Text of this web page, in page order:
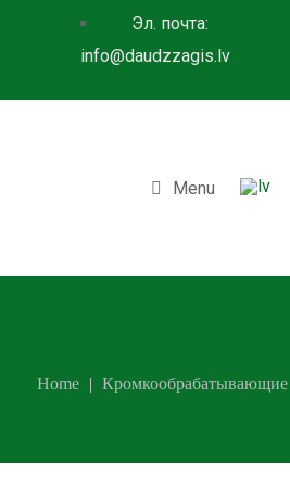
Эл. почта:
info@daudzzagis.lv
Menu
Home Кромкообрабатывающие